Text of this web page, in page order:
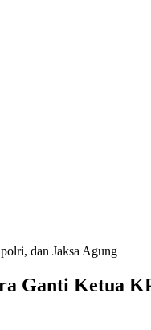
dan Jaksa Agung
Ganti Ketua